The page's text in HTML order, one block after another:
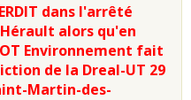
dans l'arrêté
alors qu'en
Environnement fait
de la Dreal-UT 29
Martin-des-